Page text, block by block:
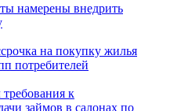
намерены внедрить
на покупку жилья
потребителей
к
займов в салонах по